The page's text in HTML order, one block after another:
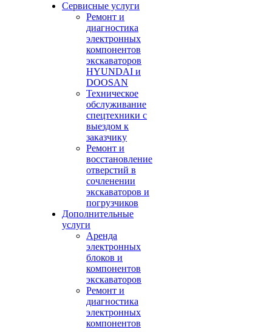
Сервисные услуги
Ремонт и
диагностика
электронных
компонентов
экскаваторов
HYUNDAI и
DOOSAN
Техническое
обслуживание
спецтехники с
выездом к
заказчику
Ремонт и
восстановление
отверстий в
сочленении
экскаваторов и
погрузчиков
Дополнительные
услуги
Аренда
электронных
блоков и
компонентов
экскаваторов
Ремонт и
диагностика
электронных
компонентов